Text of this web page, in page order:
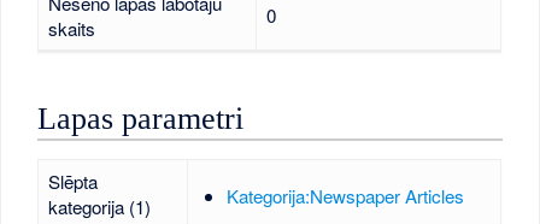
skaits
0
Lapas parametri
Slēpta
kategorija (1)
Kategorija:Newspaper Articles